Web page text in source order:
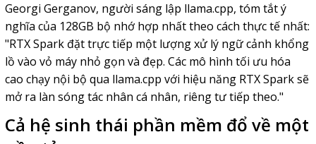
Georgi Gerganov, người sáng lập llama.cpp, tóm tắt ý
nghĩa của 128GB bộ nhớ hợp nhất theo cách thực tế nhất:
"RTX Spark đặt trực tiếp một lượng xử lý ngữ cảnh khổng
lồ vào vỏ máy nhỏ gọn và đẹp. Các mô hình tối ưu hóa
cao chạy nội bộ qua llama.cpp với hiệu năng RTX Spark sẽ
mở ra làn sóng tác nhân cá nhân, riêng tư tiếp theo."
Cả hệ sinh thái phần mềm đổ về một